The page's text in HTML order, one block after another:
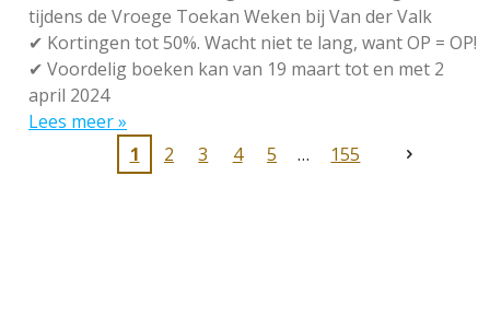
tijdens de Vroege Toekan Weken bij Van der Valk
✔ Kortingen tot 50%. Wacht niet te lang, want OP = OP!
✔ Voordelig boeken kan van 19 maart tot en met 2
april 2024
Lees meer »
1
2 3 4 5 155